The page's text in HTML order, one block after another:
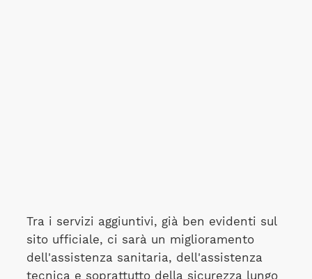
Tra i servizi aggiuntivi, già ben evidenti sul
sito ufficiale, ci sarà un miglioramento
dell'assistenza sanitaria, dell'assistenza
tecnica e soprattutto della sicurezza lungo